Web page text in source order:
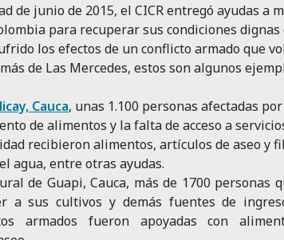
de junio de 2015, el CICR entregó ayudas a
para recuperar sus condiciones dignas
los efectos de un conflicto armado que
de Las Mercedes, estos son algunos
Cauca, unas 1.100 personas afectadas
de alimentos y la falta de acceso a
recibieron alimentos, artículos de aseo y
agua, entre otras ayudas.
de Guapi, Cauca, más de 1700 personas
a sus cultivos y demás fuentes de
armados fueron apoyadas con